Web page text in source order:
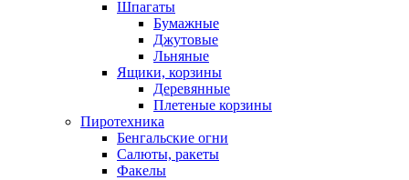
Шпагаты
Бумажные
Джутовые
Льняные
Ящики, корзины
Деревянные
Плетеные корзины
Пиротехника
Бенгальские огни
Салюты, ракеты
Факелы